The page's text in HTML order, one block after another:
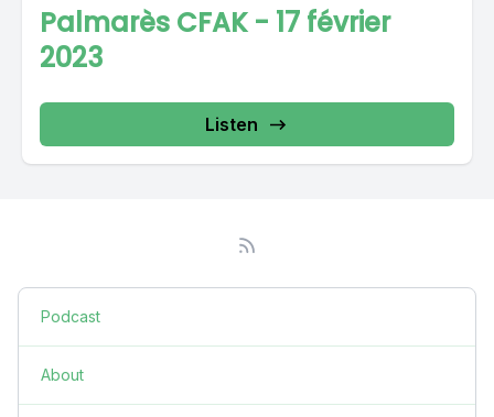
Palmarès CFAK - 17 février
2023
Listen
Podcast
About